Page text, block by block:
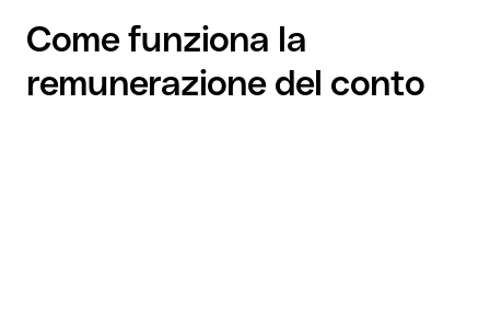
Come funziona la
remunerazione del conto